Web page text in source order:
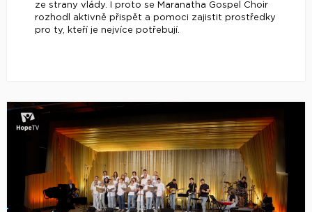
ze strany vlády. I proto se Maranatha Gospel Choir
rozhodl aktivně přispět a pomoci zajistit prostředky
pro ty, kteří je nejvíce potřebují.